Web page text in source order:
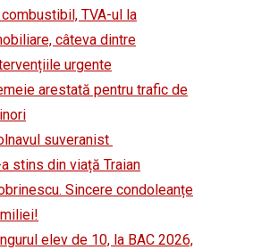
combustibil, TVA-ul la
câteva dintre
urgente
arestată pentru trafic de
suveranist
stins din viață Traian
Sincere condoleanțe
elev de 10, la BAC 2026,